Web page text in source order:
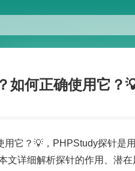
如何正确使用它？
它？💡，PHPStudy探针是
文详细解析探针的作用、潜